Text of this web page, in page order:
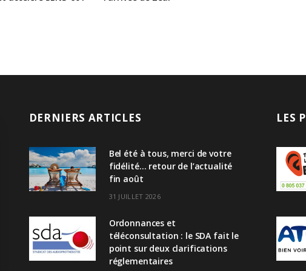
DERNIERS ARTICLES
Bel été à tous, merci de votre
fidélité… retour de l’actualité
fin août
31 JUILLET 2026
Ordonnances et
téléconsultation : le SDA fait le
point sur deux clarifications
réglementaires
LES